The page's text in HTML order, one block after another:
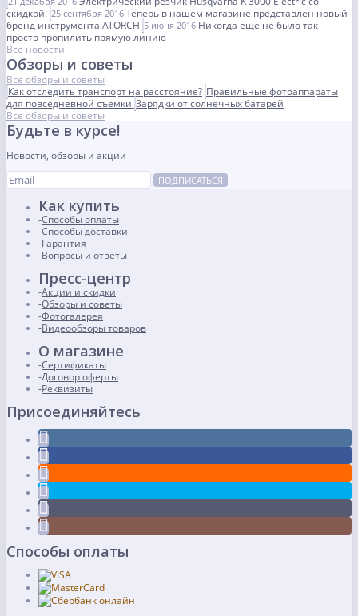
скидкой! 25 сентября 2016 Теперь в нашем магазине представлен новый
бренд инструмента ATORCH 5 июня 2016 Никогда еще не было так
просто пропилить прямую линию
Все новости
Обзоры и советы
Все обзоры и советы
Как отследить транспорт на расстояние? Правильные фотоаппараты
для повседневной съемки Зарядки от солнечных батарей
Все обзоры и советы
Будьте в курсе!
Новости, обзоры и акции
ПОДПИСАТЬСЯ
Как купить
Способы оплаты
Способы доставки
Гарантия
Вопросы и ответы
Пресс-центр
Акции и скидки
Обзоры и советы
Фотогалерея
Видеообзоры товаров
О магазине
Сертификаты
Договор оферты
Реквизиты
Присоединяйтесь
Способы оплаты